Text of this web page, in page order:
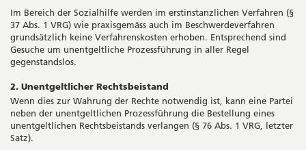
Im Bereich der Sozialhilfe werden im erstinstanzlichen Verfahren (§
37 Abs. 1 VRG) wie praxisgemäss auch im Beschwerdeverfahren
grundsätzlich keine Verfahrenskosten erhoben. Entsprechend sind
Gesuche um unentgeltliche Prozessführung in aller Regel
gegenstandslos.
2. Unentgeltlicher Rechtsbeistand
Wenn dies zur Wahrung der Rechte notwendig ist, kann eine Partei
neben der unentgeltlichen Prozessführung die Bestellung eines
unentgeltlichen Rechtsbeistands verlangen (§ 76 Abs. 1 VRG, letzter
Satz).